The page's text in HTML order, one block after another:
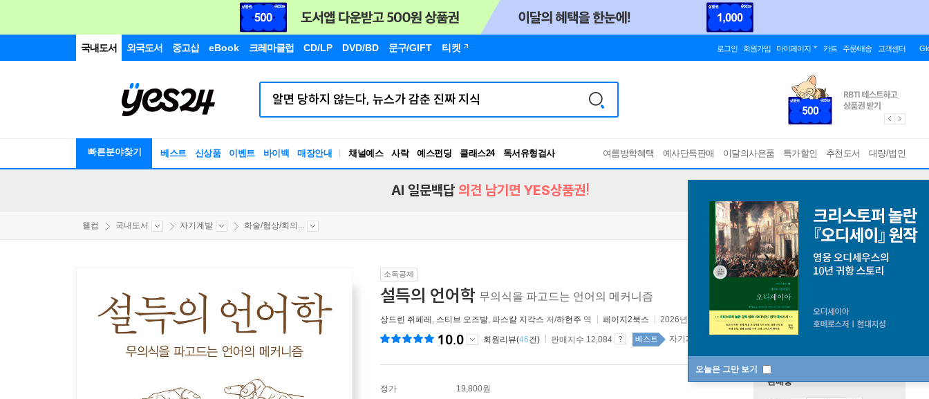
국내도서 외국도서 중고샵 eBook 크레마클럽 CD/LP DVD/BD 문구/GIFT 티켓 로그인 회원가입 마이페이지 카트 주문/배송 고객센터
빠른분야찾기 베스트 신상품 이벤트 바이백 매장안내 채널예스 사락 예스펀딩 클래스24
RBTI Lab
독서유형검사
여름방학혜택 예사단독판매 이달의사은품 특가할인 추천도서 대량/법인
오늘은 그만 보기
AI 일문백답 의견 남기면 YES상품권!
웰컴 국내도서 자기계발 화술/협상/회의...
소득공제
설득의 언어학 무의식을 파고드는 언어의 메커니즘
상드린 쥐페레 , 스티브 오즈발, 파스칼 지각스 저/하현주 역 페이지2북스 2026년 05월 27일 원제 :Linguistics of Persuasion
10.0 회원리뷰(46건) 판매지수 12,084 베스트 자기계발 70위
정가 19,800원
판매중